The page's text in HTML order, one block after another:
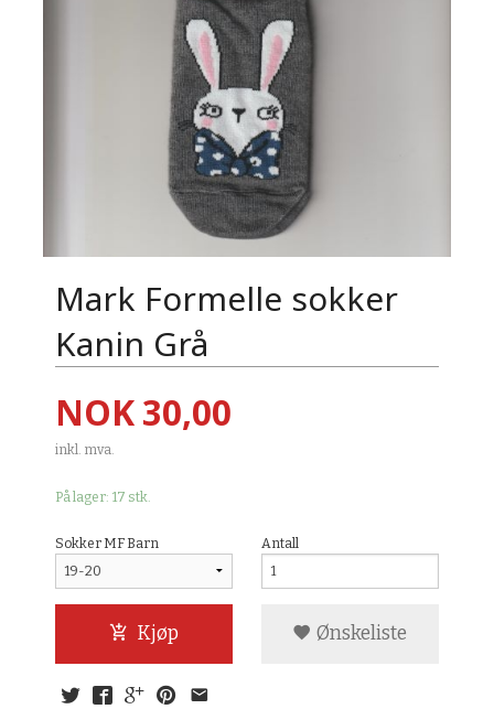
Mark Formelle sokker
Kanin Grå
Pris
NOK30,00
inkl. mva.
På lager: 17 stk.
Sokker MF Barn Antall
Kjøp Ønskeliste